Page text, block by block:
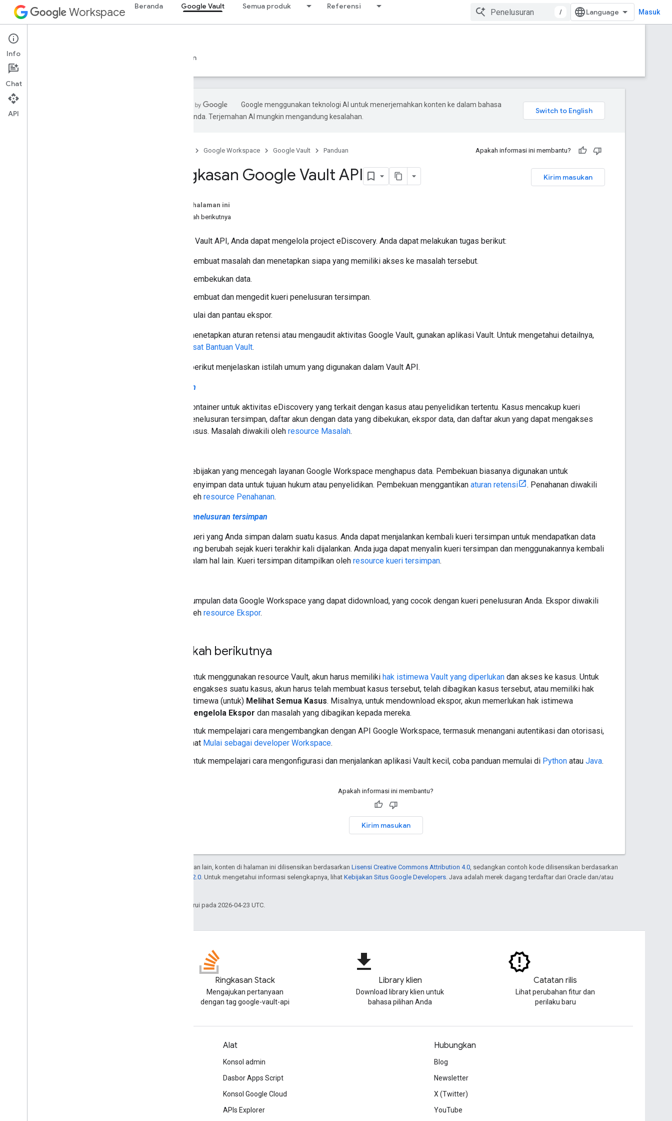
Workspace Beranda Google Vault Semua produk Referensi
/ Masuk
Google Vault
Ringkasan Dukungan
Google menggunakan teknologi AI untuk menerjemahkan konten ke dalam bahasa
pilihan Anda. Terjemahan AI mungkin mengandung kesalahan.
Google Workspace Google Vault Panduan Apakah informasi ini membantu?
Kirim masukan
Ringkasan Google Vault API
Pada halaman ini
Langkah berikutnya
Dengan Vault API, Anda dapat mengelola project eDiscovery. Anda dapat melakukan tugas berikut:
Membuat masalah dan menetapkan siapa yang memiliki akses ke masalah tersebut.
Membekukan data.
Membuat dan mengedit kueri penelusuran tersimpan.
Mulai dan pantau ekspor.
Untuk menetapkan aturan retensi atau mengaudit aktivitas Google Vault, gunakan aplikasi Vault. Untuk mengetahui detailnya,
Pusat Bantuan Vault.
Daftar berikut menjelaskan istilah umum yang digunakan dalam Vault API.
Masalah
Container untuk aktivitas eDiscovery yang terkait dengan kasus atau penyelidikan tertentu. Kasus mencakup kueri
penelusuran tersimpan, daftar akun dengan data yang dibekukan, ekspor data, dan daftar akun yang dapat mengakses
kasus. Masalah diwakili oleh resource Masalah.
Kebijakan yang mencegah layanan Google Workspace menghapus data. Pembekuan biasanya digunakan untuk
menyimpan data untuk tujuan hukum atau penyelidikan. Pembekuan menggantikan aturan retensi
. Penahanan diwakili
oleh resource Penahanan.
Kueri penelusuran tersimpan
Kueri yang Anda simpan dalam suatu kasus. Anda dapat menjalankan kembali kueri tersimpan untuk mendapatkan data
yang berubah sejak kueri terakhir kali dijalankan. Anda juga dapat menyalin kueri tersimpan dan menggunakannya kembali
dalam hal lain. Kueri tersimpan ditampilkan oleh resource kueri tersimpan.
Kumpulan data Google Workspace yang dapat didownload, yang cocok dengan kueri penelusuran Anda. Ekspor diwakili
oleh resource Ekspor.
Langkah berikutnya
Untuk menggunakan resource Vault, akun harus memiliki hak istimewa Vault yang diperlukan dan akses ke kasus. Untuk
mengakses suatu kasus, akun harus telah membuat kasus tersebut, telah dibagikan kasus tersebut, atau memiliki hak
istimewa (untuk) Melihat Semua Kasus. Misalnya, untuk mendownload ekspor, akun memerlukan hak istimewa
Mengelola Ekspor dan masalah yang dibagikan kepada mereka.
Untuk mempelajari cara mengembangkan dengan API Google Workspace, termasuk menangani autentikasi dan otorisasi,
lihat Mulai sebagai developer Workspace.
Untuk mempelajari cara mengonfigurasi dan menjalankan aplikasi Vault kecil, coba panduan memulai di Python atau Java.
Apakah informasi ini membantu?
Kirim masukan
Kecuali dinyatakan lain, konten di halaman ini dilisensikan berdasarkan Lisensi Creative Commons Attribution 4.0 , sedangkan contoh kode dilisensikan berdasarkan
Lisensi Apache 2.0 . Untuk mengetahui informasi selengkapnya, lihat Kebijakan Situs Google Developers . Java adalah merek dagang terdaftar dari Oracle dan/atau
Terakhir diperbarui pada 2026-04-23 UTC.
Ringkasan Stack
Mengajukan pertanyaan
dengan tag google-vault-api
file_download
Library klien
Download library klien untuk
bahasa pilihan Anda
Catatan rilis
Lihat perubahan fitur dan
perilaku baru
Alat
Konsol admin
Dasbor Apps Script
Konsol Google Cloud
APIs Explorer
Hubungkan
Blog
Newsletter
X (Twitter)
YouTube
Info
Chat
API